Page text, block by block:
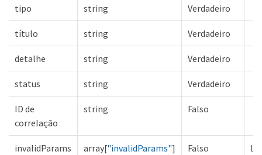
tipo string Verdadeiro
título string Verdadeiro
detalhe string Verdadeiro
status string Verdadeiro
ID de
correlação
string Falso
invalidParams array["invalidParams"] Falso